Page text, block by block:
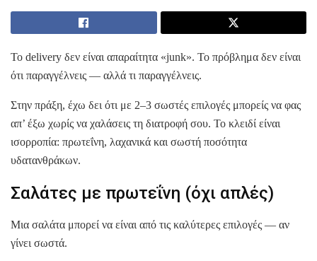
Το delivery δεν είναι απαραίτητα «junk». Το πρόβλημα δεν είναι
ότι παραγγέλνεις — αλλά τι παραγγέλνεις.
Στην πράξη, έχω δει ότι με 2–3 σωστές επιλογές μπορείς να φας
απ’ έξω χωρίς να χαλάσεις τη διατροφή σου. Το κλειδί είναι
ισορροπία: πρωτεΐνη, λαχανικά και σωστή ποσότητα
υδατανθράκων.
Σαλάτες με πρωτεΐνη (όχι απλές)
Μια σαλάτα μπορεί να είναι από τις καλύτερες επιλογές — αν
γίνει σωστά.